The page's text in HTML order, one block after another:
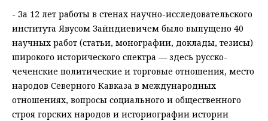
- За 12 лет работы в стенах научно-исследовательского
института Явусом Зайндиевичем было выпущено 40
научных работ (статьи, монографии, доклады, тезисы)
широкого исторического спектра — здесь русско-
чеченские политические и торговые отношения, место
народов Северного Кавказа в международных
отношениях, вопросы социального и общественного
строя горских народов и историографии истории